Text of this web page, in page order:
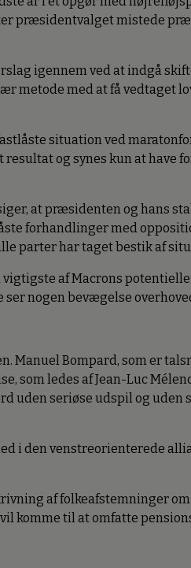
præsidentvalget mistede
igennem ved at indgå
metode med at få vedtaget
situation ved
og synes kun at have
at præsidenten og hans
forhandlinger med
parter har taget bestik af
vigtigste af Macrons
ser nogen bevægelse
Manuel Bompard, som er
som ledes af Jean-Luc
uden seriøse udspil og uden
i den venstreorienterede
af folkeafstemninger
komme til at omfatte